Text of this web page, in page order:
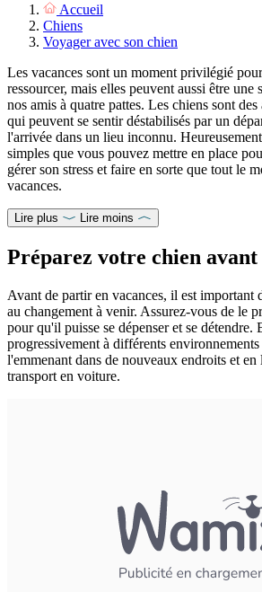
Accueil
Chiens
Voyager avec son chien
Les vacances sont un moment privilégié
ressourcer, mais elles peuvent aussi être une
nos amis à quatre pattes. Les chiens sont
qui peuvent se sentir déstabilisés par un
l'arrivée dans un lieu inconnu.
simples que vous pouvez mettre en place
gérer son stress et faire en sorte que tout le
vacances.
Lire plus Lire moins
Préparez votre chien
Avant de partir en vacances, il est important
au changement à venir. Assurez-vous de le
pour qu'il puisse se dépenser et se détendre.
progressivement à différents
l'emmenant dans de nouveaux endroits et
transport en voiture.